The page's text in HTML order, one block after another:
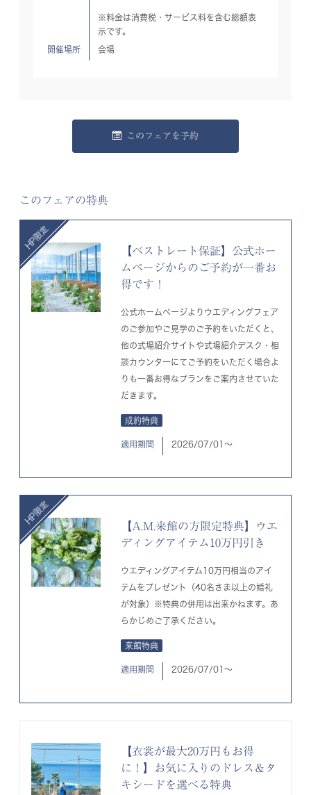
※料金は消費税・サービス料を含む総額表
示です。
開催場所 会場
このフェアを予約
このフェアの特典
【ベストレート保証】公式ホー
ムページからのご予約が一番お
得です！
公式ホームページよりウエディングフェア
のご参加やご見学のご予約をいただくと、
他の式場紹介サイトや式場紹介デスク・相
談カウンターにてご予約をいただく場合よ
りも一番お得なプランをご案内させていた
だきます。
成約特典
適用期間 2026/07/01〜
【A.M.来館の方限定特典】ウエ
ディングアイテム10万円引き
ウエディングアイテム10万円相当のアイ
テムをプレゼント（40名さま以上の婚礼
が対象）※特典の併用は出来かねます。あ
らかじめご了承ください。
来館特典
適用期間 2026/07/01〜
【衣裳が最大20万円もお得
に！】お気に入りのドレス＆タ
キシードを選べる特典